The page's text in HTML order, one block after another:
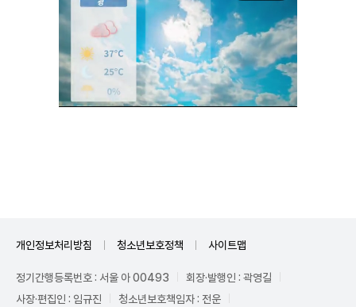
개인정보처리방침 청소년보호정책 사이트맵
정기간행등록번호 : 서울 아 00493
회장·발행인 : 곽영길
사장·편집인 : 임규진
청소년보호책임자 : 전운